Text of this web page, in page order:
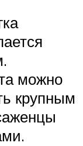
можно
крупным